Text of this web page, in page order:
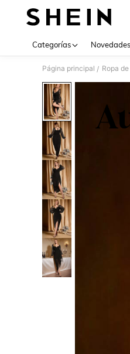
Categorías Novedades
Página principal / Ropa